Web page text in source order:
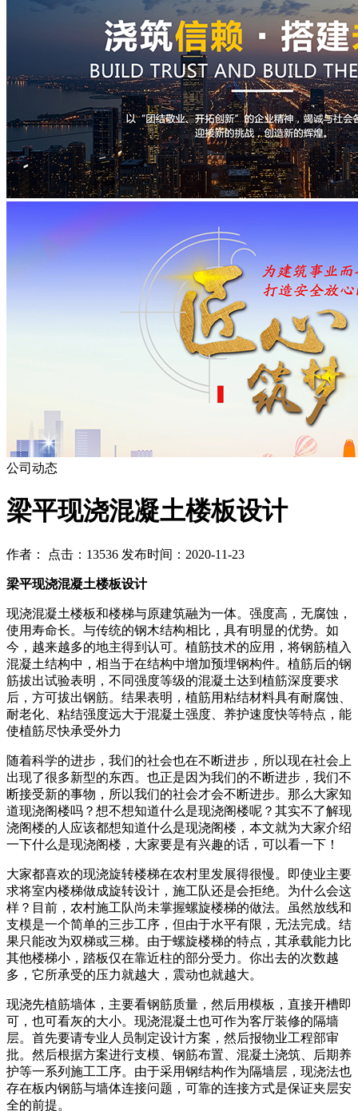
公司动态
梁平现浇混凝土楼板设计
作者： 点击：13536 发布时间：2020-11-23
梁平现浇混凝土楼板设计
现浇混凝土楼板和楼梯与原建筑融为一体。强度高，无腐蚀，
使用寿命长。与传统的钢木结构相比，具有明显的优势。如
今，越来越多的地主得到认可。植筋技术的应用，将钢筋植入
混凝土结构中，相当于在结构中增加预埋钢构件。植筋后的钢
筋拔出试验表明，不同强度等级的混凝土达到植筋深度要求
后，方可拔出钢筋。结果表明，植筋用粘结材料具有耐腐蚀、
耐老化、粘结强度远大于混凝土强度、养护速度快等特点，能
使植筋尽快承受外力
随着科学的进步，我们的社会也在不断进步，所以现在社会上
出现了很多新型的东西。也正是因为我们的不断进步，我们不
断接受新的事物，所以我们的社会才会不断进步。那么大家知
道现浇阁楼吗？想不想知道什么是现浇阁楼呢？其实不了解现
浇阁楼的人应该都想知道什么是现浇阁楼，本文就为大家介绍
一下什么是现浇阁楼，大家要是有兴趣的话，可以看一下！
大家都喜欢的现浇旋转楼梯在农村里发展得很慢。即使业主要
求将室内楼梯做成旋转设计，施工队还是会拒绝。为什么会这
样？目前，农村施工队尚未掌握螺旋楼梯的做法。虽然放线和
支模是一个简单的三步工序，但由于水平有限，无法完成。结
果只能改为双梯或三梯。由于螺旋楼梯的特点，其承载能力比
其他楼梯小，踏板仅在靠近柱的部分受力。你出去的次数越
多，它所承受的压力就越大，震动也就越大。
现浇先植筋墙体，主要看钢筋质量，然后用模板，直接开槽即
可，也可看灰的大小。现浇混凝土也可作为客厅装修的隔墙
层。首先要请专业人员制定设计方案，然后报物业工程部审
批。然后根据方案进行支模、钢筋布置、混凝土浇筑、后期养
护等一系列施工工序。由于采用钢结构作为隔墙层，现浇法也
存在板内钢筋与墙体连接问题，可靠的连接方式是保证夹层安
全的前提。